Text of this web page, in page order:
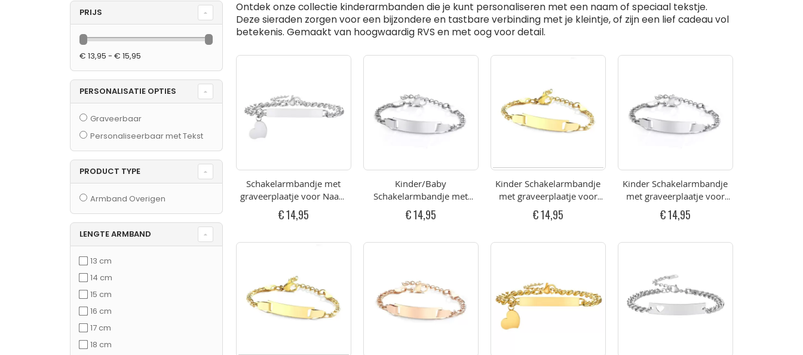
Ontdek onze collectie kinderarmbanden die je kunt personaliseren met een naam of speciaal tekstje.
Deze sieraden zorgen voor een bijzondere en tastbare verbinding met je kleintje, of zijn een lief cadeau vol
betekenis. Gemaakt van hoogwaardig RVS en met oog voor detail.
Tonen
Schakelarmbandje met
graveerplaatje voor Naam
RVS met Hartje
€ 14,95
Kinder/Baby
Schakelarmbandje met
graveerplaatje voor Naam
RVS 12-15cm
€ 14,95
Kinder Schakelarmbandje
met graveerplaatje voor
Naam Goudkleurig RVS 16-
21cm
€ 14,95
Kinder Schakelarmbandje
met graveerplaatje voor
Naam RVS 16-21cm
€ 14,95
PRIJS
€ 13,95 - € 15,95
PERSONALISATIE OPTIES
Graveerbaar
Personaliseerbaar met Tekst
PRODUCT TYPE
Armband Overigen
LENGTE ARMBAND
13 cm
14 cm
15 cm
16 cm
17 cm
18 cm